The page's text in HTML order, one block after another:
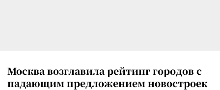
Москва возглавила рейтинг городов с
падающим предложением новостроек